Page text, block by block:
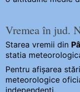
Vremea în jud.
Starea vremii din
statia
Pentru afișarea
meteorologice
independenți.